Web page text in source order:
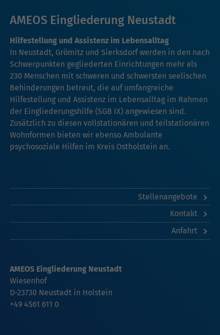
AMEOS Eingliederung Neustadt
Hilfestellung und Assistenz im Lebensalltag
In Neustadt, Grömitz und Sierksdorf werden in den nach
Schwerpunkten gegliederten Einrichtungen mehr als
230 Menschen mit schweren und schwersten seelischen
Behinderungen betreut, die auf umfangreiche
Hilfestellung und Assistenz im Lebensalltag im Rahmen
der Eingliederungshilfe (SGB IX) angewiesen sind.
Zusätzlich zu diesen vollstationären und teilstationären
Wohnformen bieten wir ebenso Ambulante
psychosoziale Hilfen im Kreis Ostholstein an.
Stellenangebote
Kontakt
Anfahrt
AMEOS Eingliederung Neustadt
Wiesenhof
D-23730 Neustadt in Holstein
+49 4561 611 0